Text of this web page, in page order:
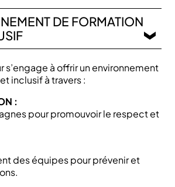
DE FORMATION
s’engage à offrir un environnement
inclusif à travers :
:
pour promouvoir le respect et
des équipes pour prévenir et